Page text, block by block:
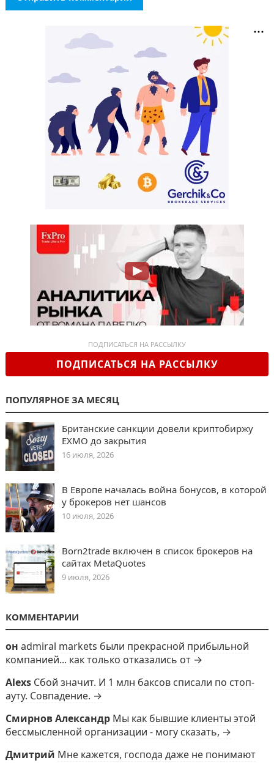
ПОДПИСАТЬСЯ НА РАССЫЛКУ
ПОДПИСАТЬСЯ НА РАССЫЛКУ
ПОПУЛЯРНОЕ ЗА МЕСЯЦ
Британские санкции довели криптобиржу
EXMO до закрытия
16 июля, 2026
В Европе началась война бонусов, в которой
у брокеров нет шансов
10 июля, 2026
Born2trade включен в список брокеров на
сайтах MetaQuotes
9 июля, 2026
КОММЕНТАРИИ
он admiral markets были прекрасной прибыльной
компанией... как только отказались от →
Alexs Сбой значит. И 1 млн баксов списали по стоп-
ауту. Совпадение. →
Смирнов Александр Мы как бывшие клиенты этой
бессмысленной организации - могу сказать, →
Дмитрий Мне кажется, господа даже не понимают